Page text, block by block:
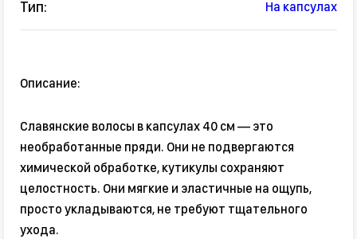
Тип: На капсулах
Описание:
Славянские волосы в капсулах 40 см — это
необработанные пряди. Они не подвергаются
химической обработке, кутикулы сохраняют
целостность. Они мягкие и эластичные на ощупь,
просто укладываются, не требуют тщательного
ухода.